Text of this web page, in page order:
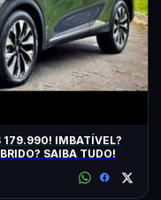
IMBATÍVEL?
SAIBA TUDO!